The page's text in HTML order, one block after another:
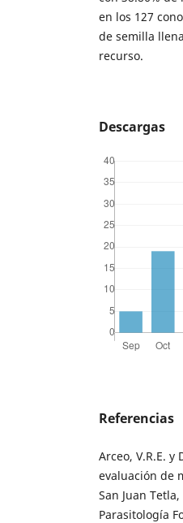
en los 127
de semilla
recurso.
Descargas
Referencias
Arceo, V.R.E.
evaluación de
San Juan
Parasitología